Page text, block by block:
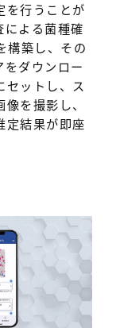
を行うことが
による菌種確
構築し、その
ダウンロー
セットし、ス
を撮影し、
定結果が即座